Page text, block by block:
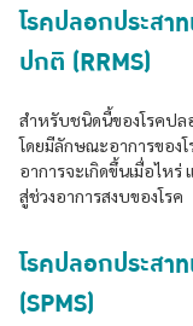
โรคปลอกประสา
ปกติ (RRMS)
สำหรับชนิดนี้ของโรคป
โดยมีลักษณะอาการของโ
อาการจะเกิดขึ้นเมื่อไห
สู่ช่วงอาการสงบของโรค
โรคปลอกประส
(SPMS)